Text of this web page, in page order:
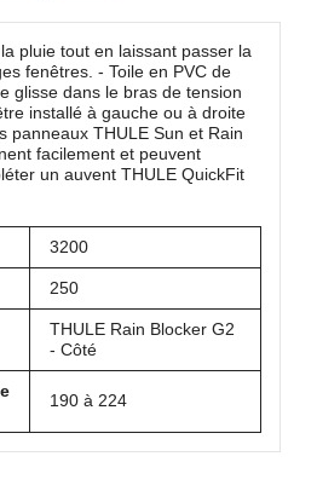
pluie tout en laissant passer la
fenêtres. - Toile en PVC de
glisse dans le bras de tension
installé à gauche ou à droite
panneaux THULE Sun et Rain
facilement et peuvent
un auvent THULE QuickFit
3200
250
THULE Rain Blocker G2
- Côté
190 à 224